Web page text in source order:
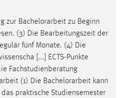
zur Bachelorarbeit zu Beginn
(3) Die Bearbeitungszeit der
fünf Monate. (4) Die
[...] ECTS-Punkte
Fachstudienberatung
(1) Die Bachelorarbeit kann
praktische Studiensemester